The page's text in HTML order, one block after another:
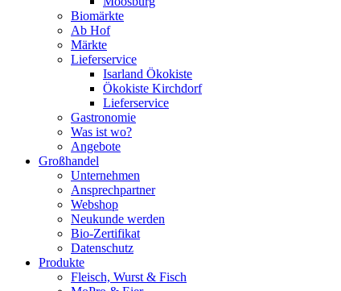
Biomärkte
Ab Hof
Märkte
Lieferservice
Isarland Ökokiste
Ökokiste Kirchdorf
Lieferservice
Gastronomie
Was ist wo?
Angebote
Großhandel
Unternehmen
Ansprechpartner
Webshop
Neukunde werden
Bio-Zertifikat
Datenschutz
Produkte
Fleisch, Wurst & Fisch